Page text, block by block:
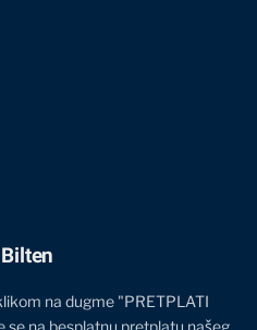
na dugme "PRETPLATI
na besplatnu pretplatu našeg